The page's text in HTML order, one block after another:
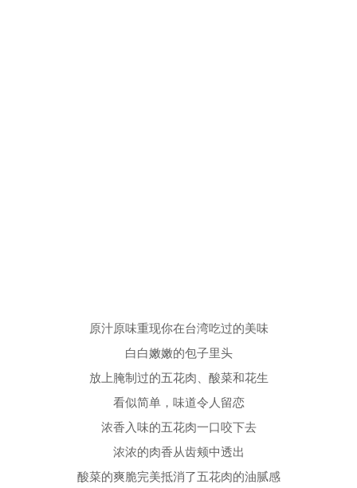
原汁原味重现你在台湾吃过的美味
白白嫩嫩的包子里头
放上腌制过的五花肉、酸菜和花生
看似简单，味道令人留恋
浓香入味的五花肉一口咬下去
浓浓的肉香从齿颊中透出
酸菜的爽脆完美抵消了五花肉的油腻感